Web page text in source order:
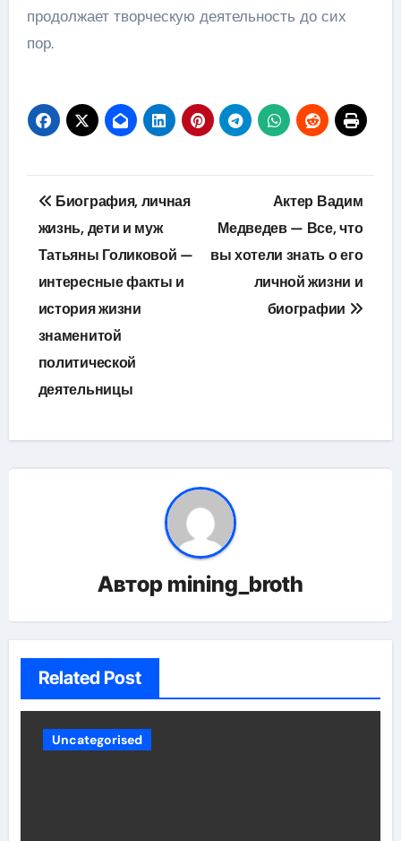
продолжает творческую деятельность до сих
пор.
Навигация
по
записям
Биография, личная
жизнь, дети и муж
Татьяны Голиковой —
интересные факты и
история жизни
знаменитой
политической
деятельницы
Актер Вадим
Медведев — Все, что
вы хотели знать о его
личной жизни и
биографии
Автор mining_broth
Related Post
Uncategorised